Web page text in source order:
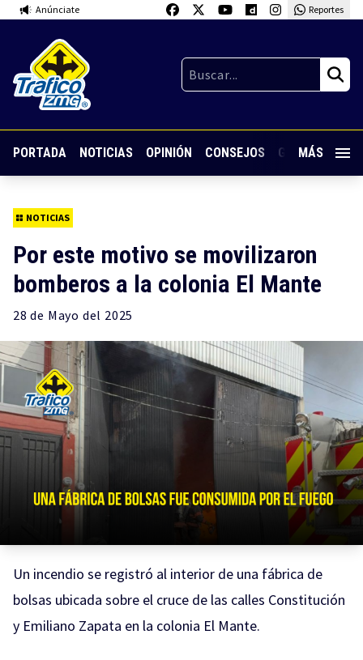
Anúnciate Reportes
PORTADA NOTICIAS OPINIÓN CONSEJOS GUARDIA
MÁS
NOTICIAS
Por este motivo se movilizaron
bomberos a la colonia El Mante
28 de Mayo del 2025
Un incendio se registró al interior de una fábrica de
bolsas ubicada sobre el cruce de las calles Constitución
y Emiliano Zapata en la colonia El Mante.